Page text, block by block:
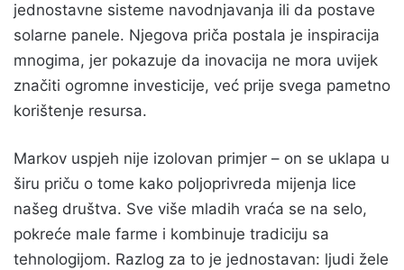
jednostavne sisteme navodnjavanja ili da postave
solarne panele. Njegova priča postala je inspiracija
mnogima, jer pokazuje da inovacija ne mora uvijek
značiti ogromne investicije, već prije svega pametno
korištenje resursa.
Markov uspjeh nije izolovan primjer – on se uklapa u
širu priču o tome kako poljoprivreda mijenja lice
našeg društva. Sve više mladih vraća se na selo,
pokreće male farme i kombinuje tradiciju sa
tehnologijom. Razlog za to je jednostavan: ljudi žele